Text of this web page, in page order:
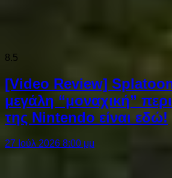
8.5
[Video Review]
μεγάλη “μοναχική”
της Nintendo είναι εδώ!
27 Ιούλ 2026 8:00 μμ